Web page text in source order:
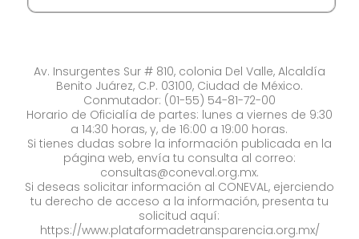
Av. Insurgentes Sur # 810, colonia Del Valle, Alcaldía
Benito Juárez, C.P. 03100, Ciudad de México.
Conmutador: (01-55) 54-81-72-00
Horario de Oficialía de partes: lunes a viernes de 9:30
a 14:30 horas, y, de 16:00 a 19:00 horas.
Si tienes dudas sobre la información publicada en la
página web, envía tu consulta al correo:
consultas@coneval.org.mx.
Si deseas solicitar información al CONEVAL, ejerciendo
tu derecho de acceso a la información, presenta tu
solicitud aquí:
https://www.plataformadetransparencia.org.mx/